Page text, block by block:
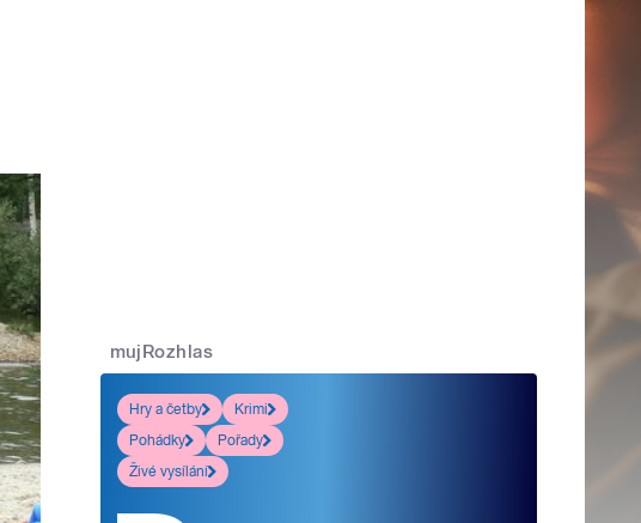
mujRozhlas
Hry a četby
Krimi
Pohádky
Pořady
Živé vysílání